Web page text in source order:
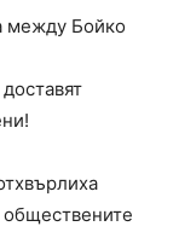
между Бойко